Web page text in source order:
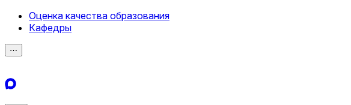
Оценка качества образования
Кафедры
⋯